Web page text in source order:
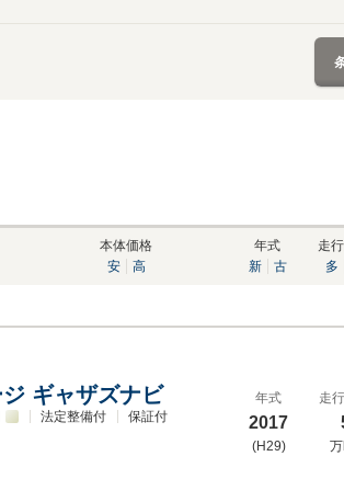
本体価格
安
高
年式
新
古
走
多
ギャザズナビ
法定整備付 保証付
年式
2017
(H29)
走